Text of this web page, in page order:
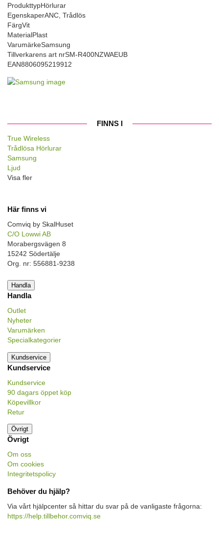
ProdukttypHörlurar
EgenskaperANC, Trådlös
FärgVit
MaterialPlast
VarumärkeSamsung
Tillverkarens art nrSM-R400NZWAEUB
EAN8806095219912
FINNS I
True Wireless
Trådlösa Hörlurar
Samsung
Ljud
Visa fler
Här finns vi
Comviq by SkalHuset
C/O Lowwi AB
Morabergsvägen 8
15242 Södertälje
Org. nr: 556881-9238
Handla
Handla
Outlet
Nyheter
Varumärken
Specialkategorier
Kundservice
Kundservice
Kundservice
90 dagars öppet köp
Köpevillkor
Retur
Övrigt
Övrigt
Om oss
Om cookies
Integritetspolicy
Behöver du hjälp?
Via vårt hjälpcenter så hittar du svar på de vanligaste frågorna:
https://help.tillbehor.comviq.se